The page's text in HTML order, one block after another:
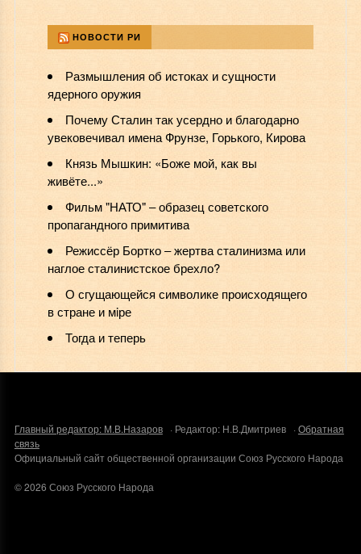
НОВОСТИ РИ
Размышления об истоках и сущности
ядерного оружия
Почему Сталин так усердно и благодарно
увековечивал имена Фрунзе, Горького, Кирова
Князь Мышкин: «Боже мой, как вы
живёте...»
Фильм "НАТО" ‒ образец советского
пропагандного примитива
Режиссёр Бортко ‒ жертва сталинизма или
наглое сталинистское брехло?
О сгущающейся символике происходящего
в стране и мiре
Тогда и теперь
Главный редактор: М.В.Назаров· Редактор: Н.В.Дмитриев · Обратная
связь
Официальный сайт общественной организации Союз Русского Народа
©2026 Союз Русского Народа